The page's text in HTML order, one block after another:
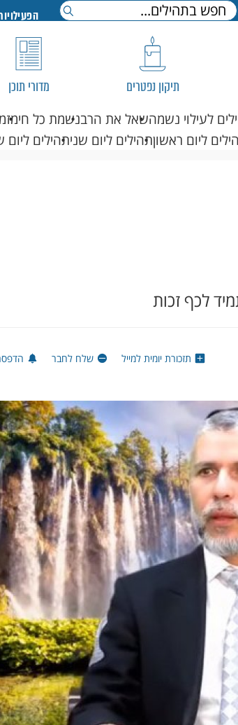
תיקון נפטרים מדורי תוכן
לעילוי נשמהשאל את הרבנשמת כל חי
ליום ראשוןתהילים ליום שניתהילים ליום
לכף זכות
תזכורת יומית למייל שלח לחבר